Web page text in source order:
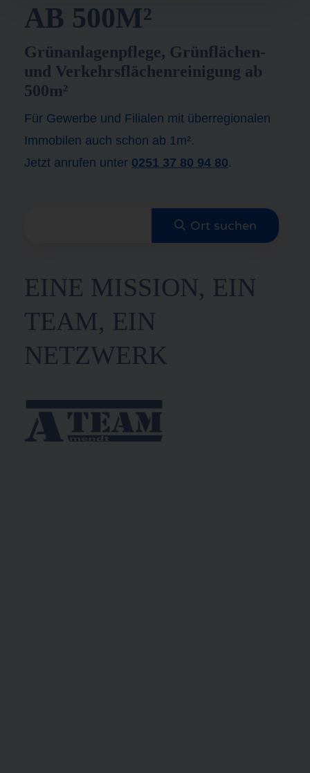
AB 500M²
Grünanlagenpflege, Grünflächen-
und Verkehrsflächenreinigung ab
500m²
Für Gewerbe und Filialen mit überregionalen
Immobilen auch schon ab 1m².
Jetzt anrufen unter 0251 37 80 94 80.
EINE MISSION, EIN
TEAM, EIN
NETZWERK